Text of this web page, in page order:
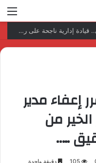
نتائج إيجابية بعد زيارة وفد الجامعة المصرية النتائج إيجابية بعد زيارة وفد الجامعة المصرية الروسية لمصنع الإلكترونياتروسية لمصنع الإلكترونيات
إعفاء مدير
الخير من
…..
105 دقيقة واحدة